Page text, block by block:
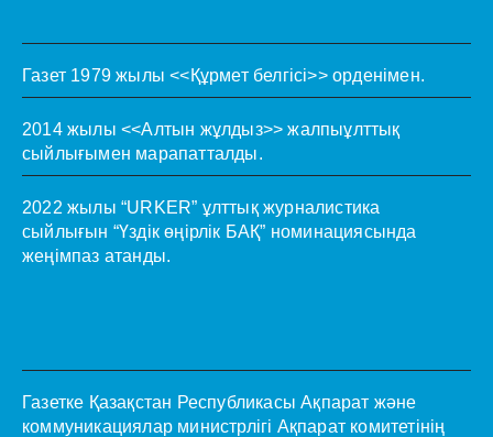
Газет 1979 жылы <<Құрмет белгісі>> орденімен.
2014 жылы <<Алтын жұлдыз>> жалпыұлттық
сыйлығымен марапатталды.
2022 жылы “URKER” ұлттық журналистика
сыйлығын “Үздік өңірлік БАҚ” номинациясында
жеңімпаз атанды.
Газетке Қазақстан Республикасы Ақпарат және
коммуникациялар министрлігі Ақпарат комитетінің